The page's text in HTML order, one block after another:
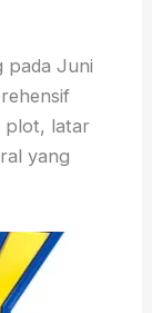
pada Juni
plot, latar
yang